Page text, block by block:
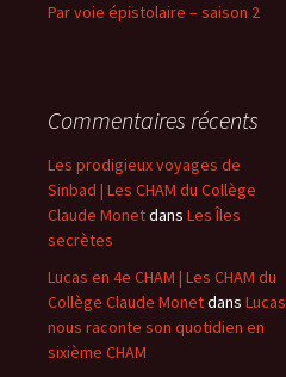
Par voie épistolaire – saison 2
Commentaires récents
Les prodigieux voyages de
Sinbad | Les CHAM du Collège
Claude Monetdans Les Îles
secrètes
Lucas en 4e CHAM | Les CHAM du
Collège Claude Monetdans Lucas
nous raconte son quotidien en
sixième CHAM